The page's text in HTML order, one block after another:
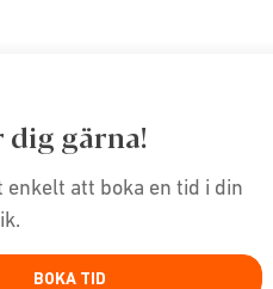
dig gärna!
enkelt att boka en tid i din
BOKA TID